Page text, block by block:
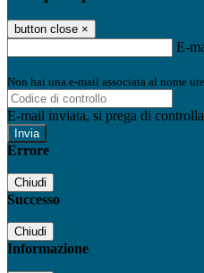
button close ×
E-
Non hai una e-mail associata al nome
E-mail inviata, si prega di
Errore
Chiudi
Successo
Chiudi
Informazione